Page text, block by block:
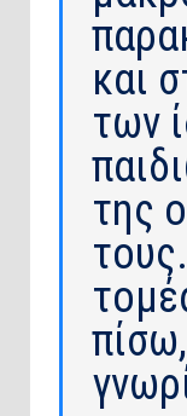
και
των
της